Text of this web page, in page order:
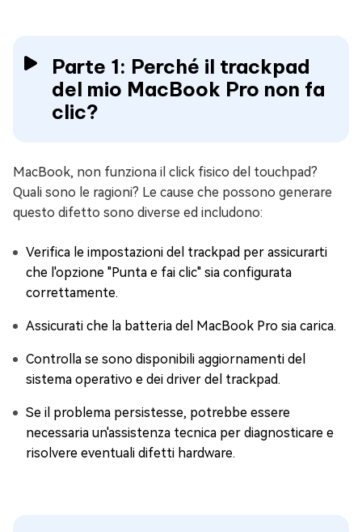
Parte 1: Perché il trackpad
del mio MacBook Pro non fa
clic?
MacBook, non funziona il click fisico del touchpad?
Quali sono le ragioni? Le cause che possono generare
questo difetto sono diverse ed includono:
Verifica le impostazioni del trackpad per assicurarti
che l'opzione "Punta e fai clic" sia configurata
correttamente.
Assicurati che la batteria del MacBook Pro sia carica.
Controlla se sono disponibili aggiornamenti del
sistema operativo e dei driver del trackpad.
Se il problema persistesse, potrebbe essere
necessaria un'assistenza tecnica per diagnosticare e
risolvere eventuali difetti hardware.